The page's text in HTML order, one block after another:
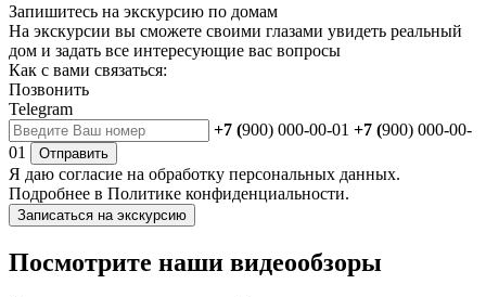
Запишитесь на экскурсию по домам
На экскурсии вы сможете своими глазами увидеть реальный
дом и задать все интересующие вас вопросы
Как с вами связаться:
Позвонить
Telegram
+7 (900) 000-00-01 +7 (900) 000-00-
01
Отправить
Я даю согласие на обработку персональных данных.
Подробнее в Политике конфиденциальности.
Записаться на экскурсию
Посмотрите наши видеообзоры